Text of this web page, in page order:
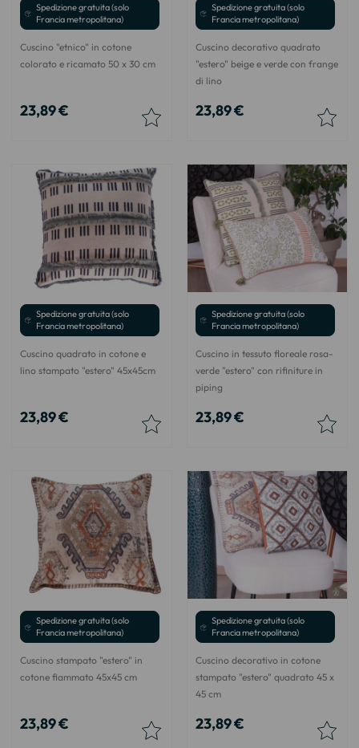
Spedizione gratuita (solo
Francia metropolitana)
Cuscino "etnico" in cotone
colorato e ricamato 50 x 30 cm
23,89 €
Spedizione gratuita (solo
Francia metropolitana)
Cuscino decorativo quadrato
"estero" beige e verde con frange
di lino
23,89 €
Spedizione gratuita (solo
Francia metropolitana)
Cuscino quadrato in cotone e
lino stampato "estero" 45x45cm
23,89 €
Spedizione gratuita (solo
Francia metropolitana)
Cuscino in tessuto floreale rosa-
verde "estero" con rifiniture in
piping
23,89 €
Spedizione gratuita (solo
Francia metropolitana)
Cuscino stampato "estero" in
cotone fiammato 45x45 cm
23,89 €
Spedizione gratuita (solo
Francia metropolitana)
Cuscino decorativo in cotone
stampato "estero" quadrato 45 x
45 cm
23,89 €